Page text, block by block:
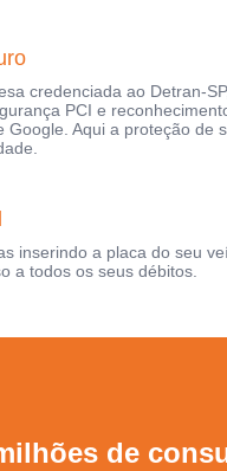
credenciada ao Detran-
PCI e
Google. Aqui a proteção de
inserindo a placa do seu
a todos os seus débitos.
de